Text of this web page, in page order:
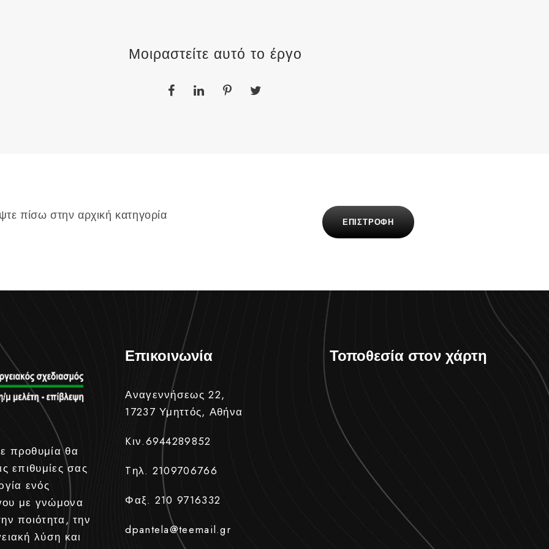
Μοιραστείτε αυτό το έργο
πίσω στην αρχική κατηγορία ΕΠΙΣΤΡΟΦΗ
προθυμία θα
επιθυμίες σας
ενός
με γνώμονα
ποιότητα, την
λύση και
Επικοινωνία
Αναγεννήσεως 22,
17237 Υμηττός, Αθήνα
Kιν.6944289852
Tηλ. 2109706766
Φαξ. 210 9716332
dpantela@teemail.gr
Τοποθεσία στον χάρτη